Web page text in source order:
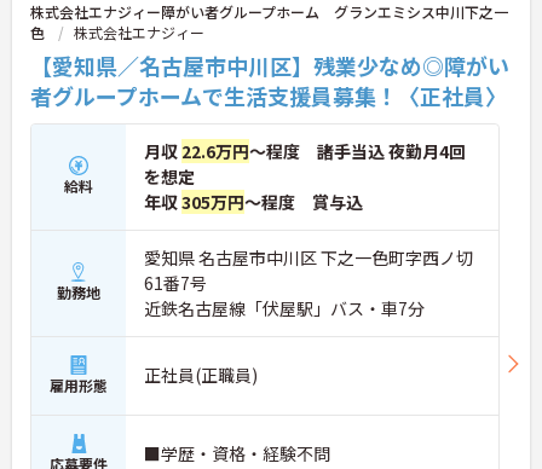
株式会社エナジィー障がい者グループホーム グランエミシス中川下之一
色
株式会社エナジィー
【愛知県／名古屋市中川区】残業少なめ◎障がい
者グループホームで生活支援員募集！〈正社員〉
給料
月収 22.6万円～程度 諸手当込 夜勤月4回
を想定
年収305万円～程度 賞与込
勤務地
愛知県 名古屋市中川区 下之一色町字西ノ切
61番7号
近鉄名古屋線「伏屋駅」バス・車7分
雇用形態 正社員(正職員)
応募要件 ■学歴・資格・経験不問